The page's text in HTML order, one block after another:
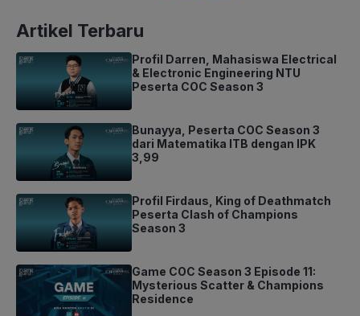
Artikel Terbaru
Profil Darren, Mahasiswa Electrical
& Electronic Engineering NTU
Peserta COC Season 3
Bunayya, Peserta COC Season 3
dari Matematika ITB dengan IPK
3,99
Profil Firdaus, King of Deathmatch
Peserta Clash of Champions
Season 3
Game COC Season 3 Episode 11:
Mysterious Scatter & Champions
Residence